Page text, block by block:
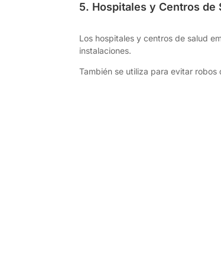
5. Hospitales y Centros de
Los hospitales y centros de salud
instalaciones.
También se utiliza para evitar